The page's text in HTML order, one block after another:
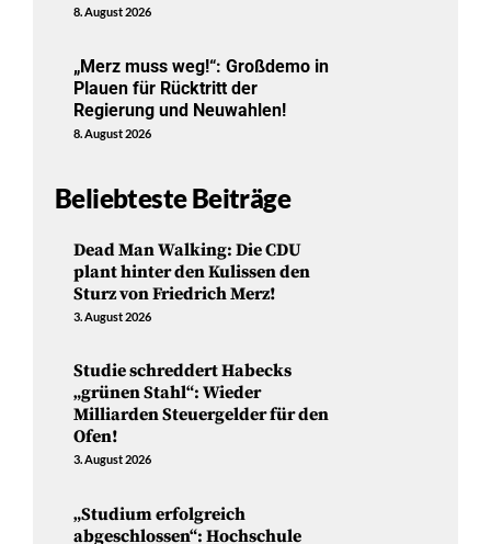
8. August 2026
„Merz muss weg!“: Großdemo in
Plauen für Rücktritt der
Regierung und Neuwahlen!
8. August 2026
Beliebteste Beiträge
Dead Man Walking: Die CDU
plant hinter den Kulissen den
Sturz von Friedrich Merz!
3. August 2026
Studie schreddert Habecks
„grünen Stahl“: Wieder
Milliarden Steuergelder für den
Ofen!
3. August 2026
„Studium erfolgreich
abgeschlossen“: Hochschule